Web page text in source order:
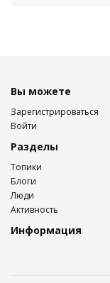
Вы можете
Зарегистрироваться
Войти
Разделы
Топики
Блоги
Люди
Активность
Информация